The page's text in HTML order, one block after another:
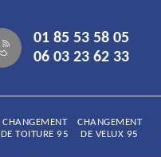
01 85 53 58 05
06 03 23 62 33
CHANGEMENT
DE TOITURE 95
CHANGEMENT
DE VELUX 95